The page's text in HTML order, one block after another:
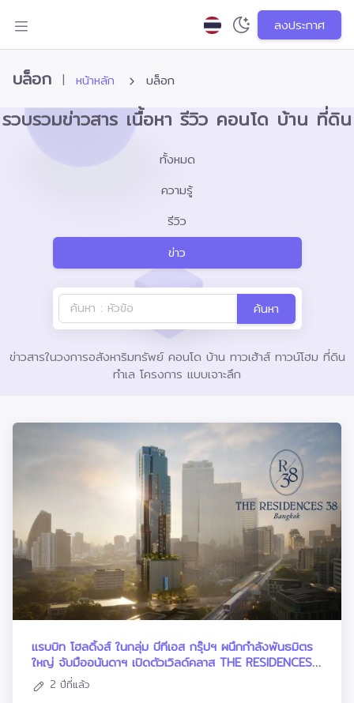
ลงประกาศ
บล็อก | หน้าหลัก บล็อก
รวบรวมข่าวสาร เนื้อหา รีวิว คอนโด บ้าน ที่ดิน
ทั้งหมด
ความรู้
รีวิว
ข่าว
ค้นหา
ข่าวสารในวงการอสังหาริมทรัพย์ คอนโด บ้าน ทาวเฮ้าส์ ทาวน์โฮม ที่ดิน
ทำเล โครงการ แบบเจาะลึก
แรบบิท โฮลดิ้งส์ ในกลุ่ม บีทีเอส กรุ๊ปฯ ผนึกกำลังพันธมิตร
ใหญ่ จับมืออนันดาฯ เปิดตัวเวิลด์คลาส THE RESIDENCES
2 ปีที่แล้ว